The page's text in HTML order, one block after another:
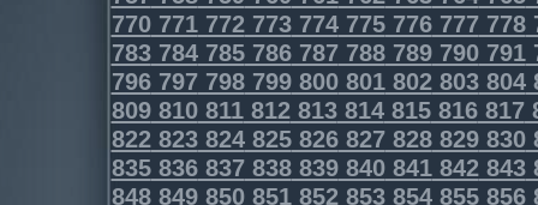
770771772773774775776777778
783784785786787788789790791
796797798799800801802803804
809810811812813814815816817
822823824825826827828829830
835836837838839840841842843
848849850851852853854855856